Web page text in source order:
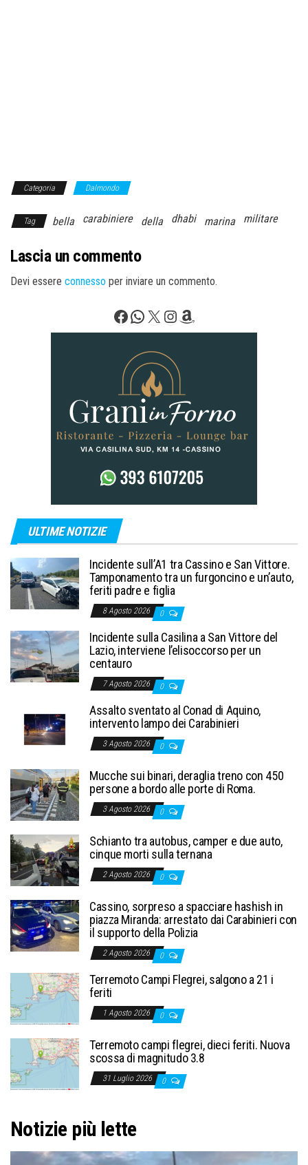
Categoria Dalmondo
Tag bella carabiniere della dhabi marina militare
Lascia un commento
Devi essere connesso per inviare un commento.
Facebook
WhatsApp
X Instagram
Amazon
ULTIME NOTIZIE
Incidente sull’A1 tra Cassino e San Vittore.
Tamponamento tra un furgoncino e un’auto,
feriti padre e figlia
8 Agosto 2026 0
Incidente sulla Casilina a San Vittore del
Lazio, interviene l’elisoccorso per un
centauro
7 Agosto 2026 0
Assalto sventato al Conad di Aquino,
intervento lampo dei Carabinieri
3 Agosto 2026 0
Mucche sui binari, deraglia treno con 450
persone a bordo alle porte di Roma.
3 Agosto 2026 0
Schianto tra autobus, camper e due auto,
cinque morti sulla ternana
2 Agosto 2026 0
Cassino, sorpreso a spacciare hashish in
piazza Miranda: arrestato dai Carabinieri con
il supporto della Polizia
2 Agosto 2026 0
Terremoto Campi Flegrei, salgono a 21 i
feriti
1 Agosto 2026 0
Terremoto campi flegrei, dieci feriti. Nuova
scossa di magnitudo 3.8
31 Luglio 2026 0
Notizie più lette